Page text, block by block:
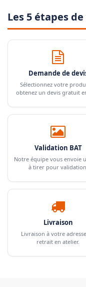
Les 5 étapes
Demande de
Sélectionnez votre
obtenez un devis gratuit
Validation BAT
Notre équipe vous envoie
à tirer pour
Livraison
Livraison à votre
retrait en atelier.